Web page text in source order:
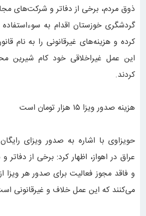
ذوق مردم، برخی از دفاتر و شرکت‌های
گردشگری خوزستان اقدام به سوء‌استفاده
کرده و هزینه‌های غیرقانونی را به نام
این عمل غیراخلاقی خود کام شیرین
کردند.
هزینه صدور ویزا ۱۵ هزار تومان است
حویزاوی با اشاره به صدور ویزای
عراق در اهواز، اظهار کرد: برخی از
می‌کنند که این عمل خلاف و غیرقانونی